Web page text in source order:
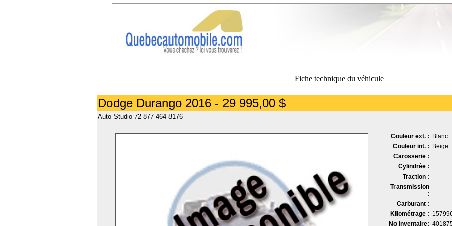
Fiche technique du véhicule
Dodge Durango 2016 - 29 995,00 $
Auto Studio 72 877 464-8176
Couleur ext. :
Blanc
Couleur int. :
Beige
Carosserie :
Cylindrée :
Traction :
Transmission
:
Carburant :
Kilométrage :
No inventaire: